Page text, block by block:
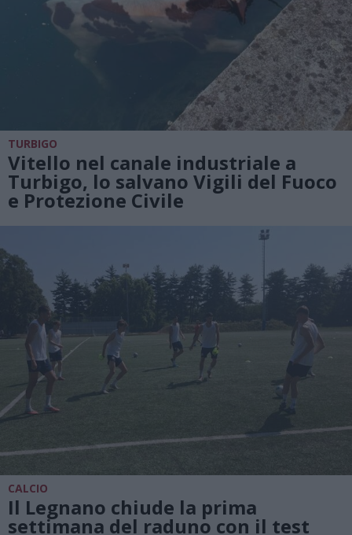
TURBIGO
Vitello nel canale industriale a
Turbigo, lo salvano Vigili del Fuoco
e Protezione Civile
CALCIO
Il Legnano chiude la prima
settimana del raduno con il test